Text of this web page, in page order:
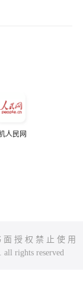
人民网
面 授 权 禁 止 使 用
rights reserved